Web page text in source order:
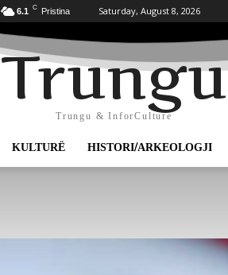
6.1 C Pristina Saturday, August 8, 2026
Trungu
Trungu & InforCulture
KULTURË HISTORI/ARKEOLOGJI